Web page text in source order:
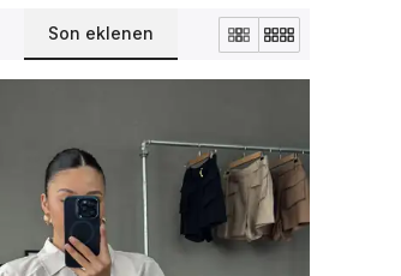
Son eklenen